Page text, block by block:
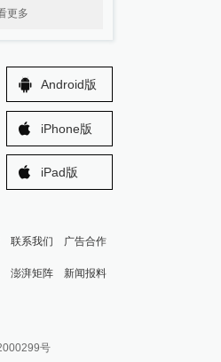
更多
Android版
iPhone版
iPad版
联系我们 广告合作
澎湃矩阵
公众号
抖音号
新闻报料
号